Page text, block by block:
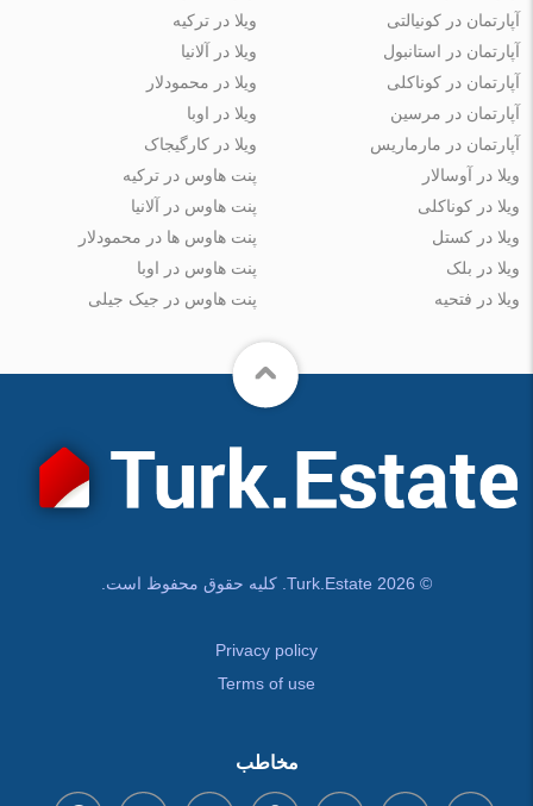
آپارتمان در کونیالتی
آپارتمان در استانبول
آپارتمان در کوناکلی
آپارتمان در مرسین
آپارتمان در مارماریس
ویلا در ترکیه
ویلا در آلانیا
ویلا در محمودلار
ویلا در اوبا
ویلا در کارگیجاک
ویلا در آوسالار
ویلا در کوناکلی
ویلا در کستل
ویلا در بلک
ویلا در فتحیه
پنت هاوس در ترکیه
پنت هاوس در آلانیا
پنت هاوس ها در محمودلار
پنت هاوس در اوبا
پنت هاوس در جیک جیلی
© Turk.Estate 2026. کلیه حقوق محفوظ است.
Privacy policy
Terms of use
مخاطب